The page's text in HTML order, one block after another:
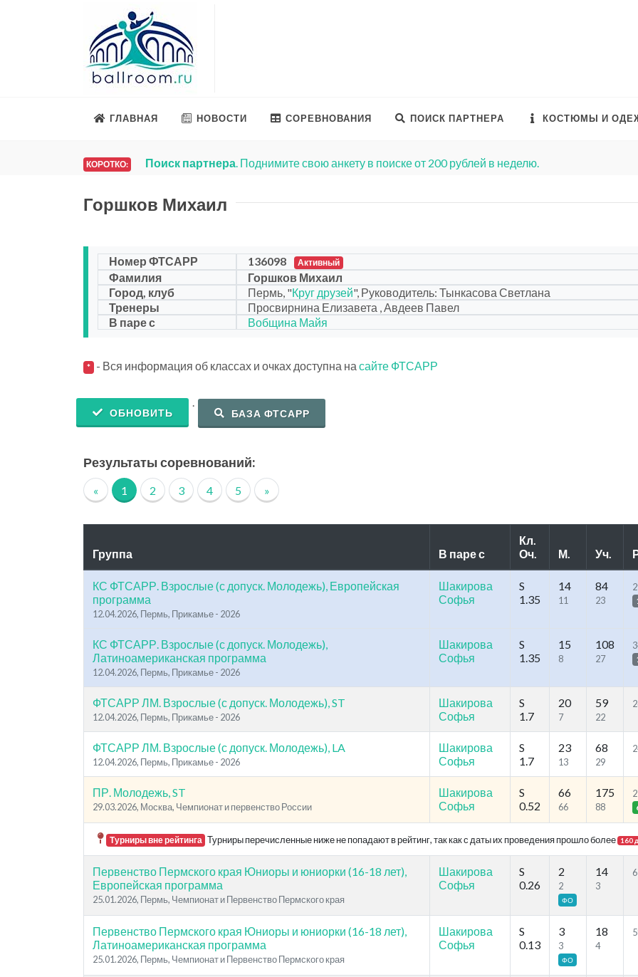
ГЛАВНАЯ НОВОСТИ СОРЕВНОВАНИЯ ПОИСК ПАРТНЕРА КОСТЮМЫ И
КОРОТКО: Поиск партнера. Поднимите свою анкету в поиске от 200 рублей в неделю.
Горшков Михаил
Номер ФТСАРР 136098 Активный
Фамилия
Горшков Михаил
Город, клуб
Пермь, "Круг друзей", Руководитель: Тынкасова Светлана
Тренеры
Просвирнина Елизавета , Авдеев Павел
В паре с
Вобщина Майя
* - Вся информация об классах и очках доступна на сайте ФТСАРР
ОБНОВИТЬ
.
БАЗА ФТСАРР
Результаты соревнований:
« 1 2 3 4 5 »
Группа В паре с
Кл.
Оч.
М. Уч.
КС ФТСАРР. Взрослые (с допуск. Молодежь), Европейская
программа
12.04.2026, Пермь, Прикамье - 2026
Шакирова
Софья
S
1.35
14
11
84
23
КС ФТСАРР. Взрослые (с допуск. Молодежь),
Латиноамериканская программа
12.04.2026, Пермь, Прикамье - 2026
Шакирова
Софья
S
1.35
15
8
108
27
ФТСАРР ЛМ. Взрослые (с допуск. Молодежь), ST
12.04.2026, Пермь, Прикамье - 2026
Шакирова
Софья
S
1.7
20
7
59
22
ФТСАРР ЛМ. Взрослые (с допуск. Молодежь), LA
12.04.2026, Пермь, Прикамье - 2026
Шакирова
Софья
S
1.7
23
13
68
29
ПР. Молодежь, ST
29.03.2026, Москва, Чемпионат и первенство России
Шакирова
Софья
S
0.52
66
66
175
88
Турниры вне рейтинга Турниры перечисленные ниже не попадают в рейтинг, так как с даты их проведения прошло более 160
Первенство Пермского края Юниоры и юниорки (16-18 лет),
Европейская программа
25.01.2026, Пермь, Чемпионат и Первенство Пермского края
Шакирова
Софья
S
0.26
2
2
ФО
14
3
Первенство Пермского края Юниоры и юниорки (16-18 лет),
Латиноамериканская программа
25.01.2026, Пермь, Чемпионат и Первенство Пермского края
Шакирова
Софья
S
0.13
3
3
ФО
18
4